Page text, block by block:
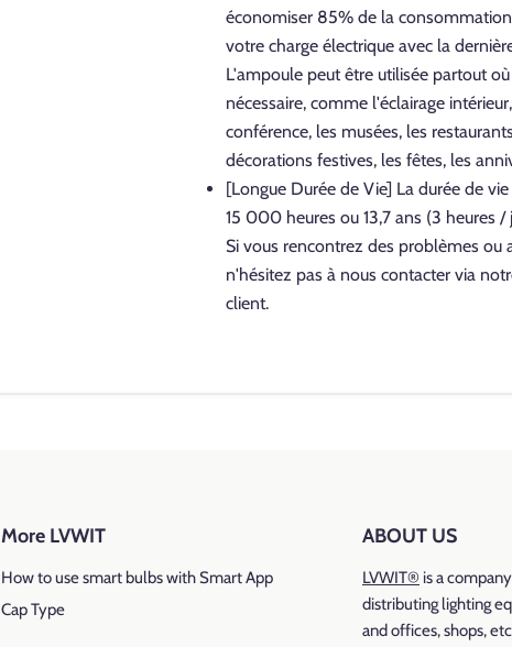
économiser 85% de la
votre charge électrique avec la
L'ampoule peut être utilisée partout
nécessaire, comme l'éclairage
conférence, les musées, les
décorations festives, les fêtes, les
[Longue Durée de Vie] La durée de
15 000 heures ou 13,7 ans (3 heures /
Si vous rencontrez des problèmes ou
n'hésitez pas à nous contacter via
client.
: 350 lumen
More LVWIT
How to use smart bulbs with Smart App
Cap Type
ABOUT US
LVWIT® is a
distributing lighting
and offices, shops,